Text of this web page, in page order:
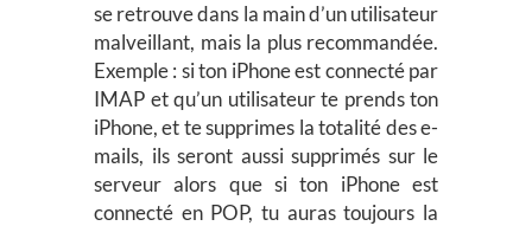
se retrouve dans la main d’un utilisateur
malveillant, mais la plus recommandée.
Exemple : si ton iPhone est connecté par
IMAP et qu’un utilisateur te prends ton
iPhone, et te supprimes la totalité des e-
mails, ils seront aussi supprimés sur le
serveur alors que si ton iPhone est
connecté en POP, tu auras toujours la